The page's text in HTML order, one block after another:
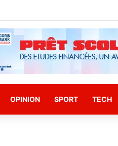
OPINION SPORT TECH